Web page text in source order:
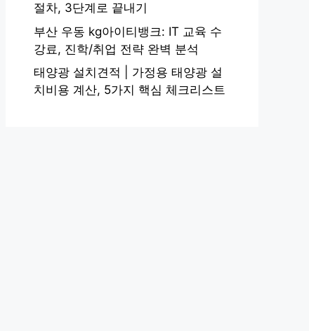
절차, 3단계로 끝내기
부산 우동 kg아이티뱅크: IT 교육 수
강료, 진학/취업 전략 완벽 분석
태양광 설치견적 | 가정용 태양광 설
치비용 계산, 5가지 핵심 체크리스트